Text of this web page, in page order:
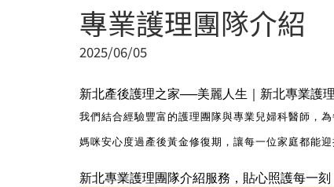
專業護理團隊介紹
2025/06/05
新北產後護理之家──美麗人生｜新北專業護
我們結合經驗豐富的護理團隊與專業兒婦科醫師，
媽咪安心度過產後黃金修復期，讓每一位家庭都能迎
新北專業護理團隊介紹服務，貼心照護每一刻